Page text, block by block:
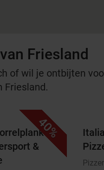
Friesland
of wil je ontbijten
Friesland.
40%
bij
&